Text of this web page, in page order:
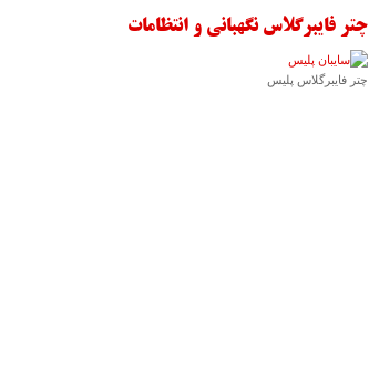
چتر فایبرگلاس نگهبانی و انتظامات
چتر فایبرگلاس پلیس